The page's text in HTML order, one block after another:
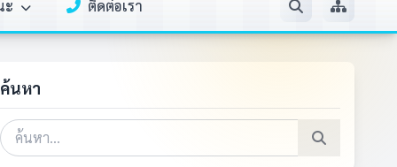
ะ ติดต่อเรา
ค้นหา